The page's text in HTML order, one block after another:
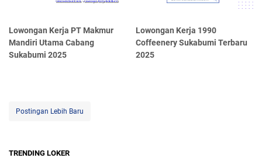
Lowongan Kerja PT Makmur
Mandiri Utama Cabang
Sukabumi 2025
Lowongan Kerja 1990
Coffeenery Sukabumi Terbaru
2025
Postingan Lebih Baru
TRENDING LOKER